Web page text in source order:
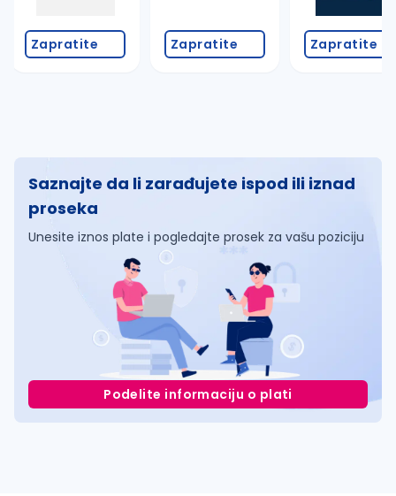
Zapratite Zapratite Zapratite
Saznajte da li zarađujete ispod ili iznad
proseka
Unesite iznos plate i pogledajte prosek za vašu poziciju
Podelite informaciju o plati